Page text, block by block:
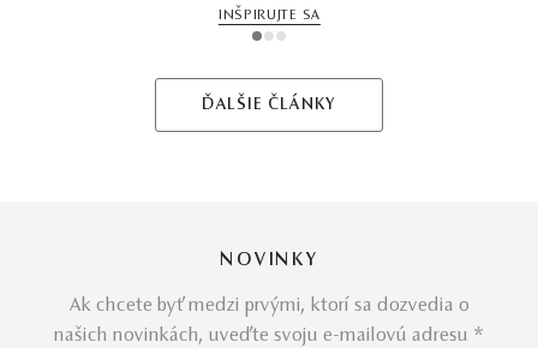
INŠPIRUJTE SA
1 2 3
ĎALŠIE ČLÁNKY
NOVINKY
Ak chcete byť medzi prvými, ktorí sa dozvedia o
našich novinkách, uveďte svoju e-mailovú adresu *